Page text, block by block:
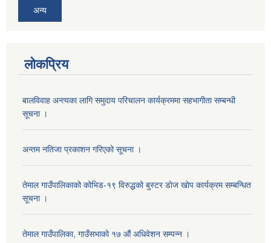
अन्य
लोकप्रिय
बालविवाह अन्त्यका लागि समुदाय परिचालन कार्यक्रममा सहभागीता सम्बन्धी
सूचना ।
अन्तम नतिजा प्रकाशन गरिएको सूचना ।
तेमाल गाउँपालिकाको कोभिड-१९ विरुद्धको बुस्टर डाेज खाेप कार्यक्रम सम्बन्धित
सूचना ।
तेमाल गाउँपालिका, गाउँसभाको १७ ‌औं अधिवेशन सम्पन्न ।